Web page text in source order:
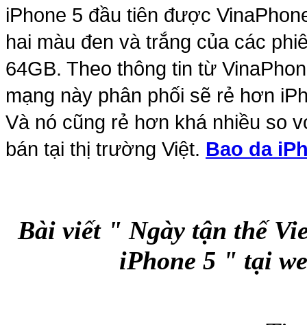
Bao da samsung
Bao da Samsung
Ốp lưng iPhone
iPhone 5 đầu tiên được
hai màu đen và trắng của các
64GB. Theo thông tin từ
mạng này phân phối sẽ rẻ hơn
Và nó cũng rẻ hơn khá nhiều so
bán tại thị trường Việt. Bao da
Bài viết " Ngày tận thế
iPhone 5 " tại